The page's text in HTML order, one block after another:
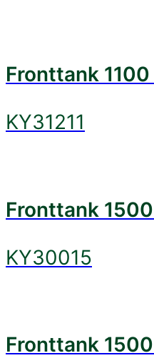
Fronttank 1100
KY31211
Fronttank
KY30015
Fronttank 1500